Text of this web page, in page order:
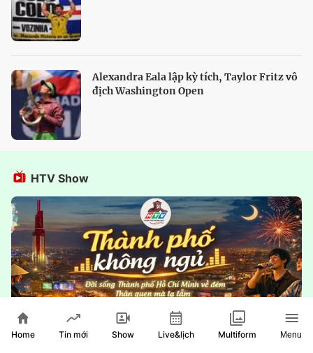
Alexandra Eala lập kỳ tích, Taylor Fritz vô
địch Washington Open
HTV Show
Home Tin mới Show Live&lịch Multiform Menu